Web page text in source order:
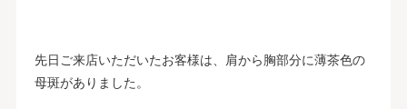
先日ご来店いただいたお客様は、肩から胸部分に薄茶色の
母斑がありました。